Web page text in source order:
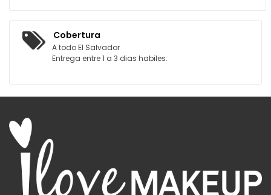
Cobertura
A todo El Salvador
Entrega entre 1 a 3 dias habiles.